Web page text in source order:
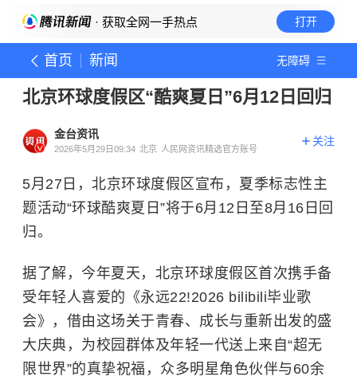
· 获取全网一手热点 打开
首页 新闻 无障碍
北京环球度假区“酷爽夏日”6月12日回归
金台资讯
2026年5月29日09:34 北京 人民网资讯精选官方账号
关注
5月27日，北京环球度假区宣布，夏季标志性主
题活动“环球酷爽夏日”将于6月12日至8月16日回
归。
据了解，今年夏天，北京环球度假区首次携手备
受年轻人喜爱的《永远22!2026 bilibili毕业歌
会》，借由这场关于青春、成长与重新出发的盛
大庆典，为校园群体及年轻一代送上来自“超无
限世界”的真挚祝福，众多明星角色伙伴与60余